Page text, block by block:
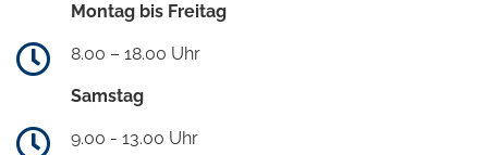
Montag bis Freitag
8.00 – 18.00 Uhr
Samstag
9.00 - 13.00 Uhr